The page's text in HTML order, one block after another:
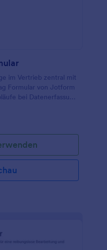
im Vertrieb zentral mit
Formular von Jotform
bei Datenerfassung